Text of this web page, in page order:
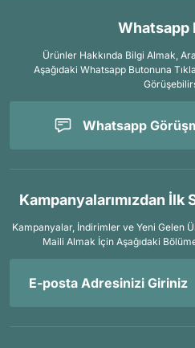
Whatsapp
Ürünler Hakkında Bilgi Almak,
Aşağıdaki Whatsapp Butonuna
Whatsapp
Kampanyalarımızdan
Kampanyalar, İndirimler ve Yeni Gelen
Maili Almak İçin Aşağıdaki